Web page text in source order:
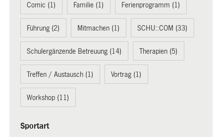
Comic (1) Familie (1) Ferienprogramm (1)
Führung (2) Mitmachen (1) SCHU::COM (33)
Schulergänzende Betreuung (14) Therapien (5)
Treffen / Austausch (1) Vortrag (1)
Workshop (11)
Sportart